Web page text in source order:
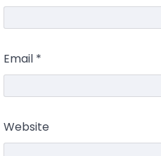
Email *
Website